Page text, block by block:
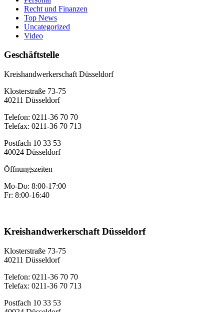
Recht und Finanzen
Top News
Uncategorized
Video
Geschäftstelle
Kreishandwerkerschaft Düsseldorf
Klosterstraße 73-75
40211 Düsseldorf
Telefon: 0211-36 70 70
Telefax: 0211-36 70 713
Postfach 10 33 53
40024 Düsseldorf
Öffnungszeiten
Mo-Do: 8:00-17:00
Fr: 8:00-16:40
Kreishandwerkerschaft Düsseldorf
Klosterstraße 73-75
40211 Düsseldorf
Telefon: 0211-36 70 70
Telefax: 0211-36 70 713
Postfach 10 33 53